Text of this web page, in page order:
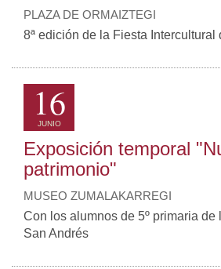
PLAZA DE ORMAIZTEGI
8ª edición de la Fiesta Intercultural
16
JUNIO
Exposición temporal
patrimonio"
MUSEO ZUMALAKARREGI
Con los alumnos de 5º primaria
San Andrés